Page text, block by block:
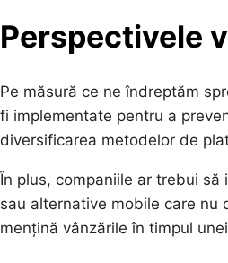
Perspectivele
Pe măsură ce ne îndreptăm
fi implementate pentru a
diversificarea metodelor de
În plus, companiile ar trebui
sau alternative mobile care nu
mențină vânzările în timpul